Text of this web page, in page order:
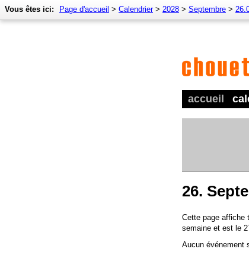
accueil
Vous êtes ici: Page d'accueil > Calendrier> 2028 > Septembre >
26.
Cette page affiche
semaine et est le
Aucun événement